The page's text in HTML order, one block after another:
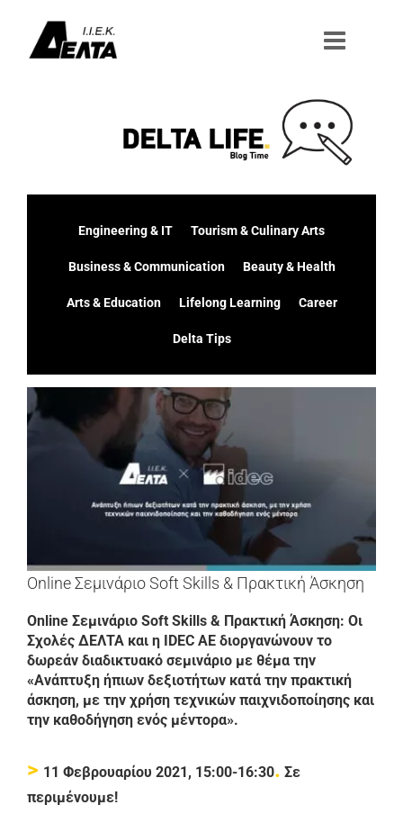
περιεχόμενο
Engineering & IT Tourism & Culinary Arts
Business & Communication Beauty & Health
Arts & Education Lifelong Learning Career
Delta Tips
Προβολή
μεγαλύτερης
εικόνας
Online Σεμινάριο Soft Skills & Πρακτική Άσκηση
Online Σεμινάριο Soft Skills & Πρακτική Άσκηση: Οι
Σχολές ΔΕΛΤΑ και η IDEC AE διοργανώνουν το
δωρεάν διαδικτυακό σεμινάριο με θέμα την
«Ανάπτυξη ήπιων δεξιοτήτων κατά την πρακτική
άσκηση, με την χρήση τεχνικών παιχνιδοποίησης και
την καθοδήγηση ενός μέντορα».
> 11 Φεβρουαρίου 2021, 15:00-16:30. Σε
περιμένουμε!